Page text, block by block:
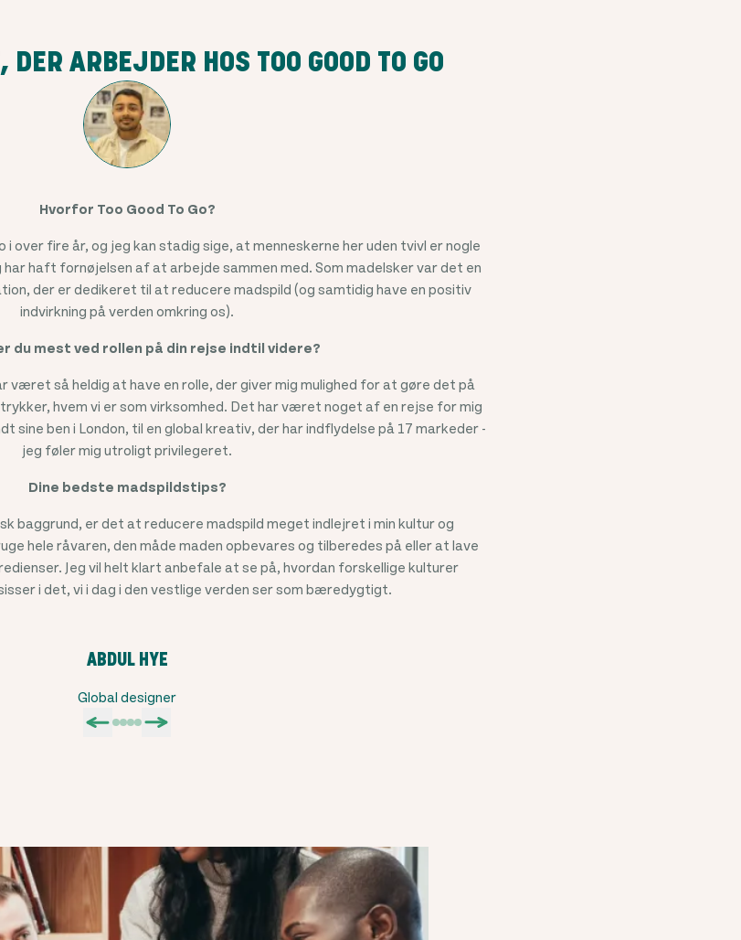
DER ARBEJDER HOS TOO GOOD TO GO
Hvorfor Too Good To Go?
i over fire år, og jeg kan stadig sige, at menneskerne her uden tvivl er nogle
haft fornøjelsen af at arbejde sammen med. Som madelsker var det en
der er dedikeret til at reducere madspild (og samtidig have en positiv
indvirkning på verden omkring os).
du mest ved rollen på din rejse indtil videre?
været så heldig at have en rolle, der giver mig mulighed for at gøre det på
hvem vi er som virksomhed. Det har været noget af en rejse for mig
sine ben i London, til en global kreativ, der har indflydelse på 17 markeder -
jeg føler mig utroligt privilegeret.
Dine bedste madspildstips?
baggrund, er det at reducere madspild meget indlejret i min kultur og
hele råvaren, den måde maden opbevares og tilberedes på eller at lave
Jeg vil helt klart anbefale at se på, hvordan forskellige kulturer
i det, vi i dag i den vestlige verden ser som bæredygtigt.
ABDUL HYE
Global designer